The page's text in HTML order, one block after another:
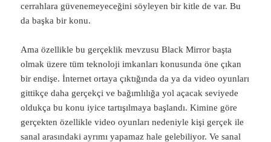
cerrahlara güvenemeyeceğini söyleyen bir kitle de var. Bu
da başka bir konu.
Ama özellikle bu gerçeklik mevzusu Black Mirror başta
olmak üzere tüm teknoloji imkanları konusunda öne çıkan
bir endişe. İnternet ortaya çıktığında da ya da video oyunları
gittikçe daha gerçekçi ve bağımlılığa yol açacak seviyede
oldukça bu konu iyice tartışılmaya başlandı. Kimine göre
gerçekten özellikle video oyunları nedeniyle kişi gerçek ile
sanal arasındaki ayrımı yapamaz hale gelebiliyor. Ve sanal